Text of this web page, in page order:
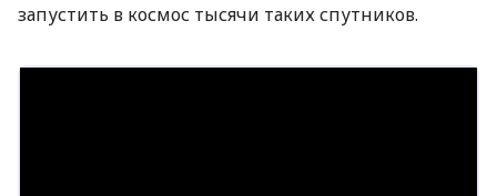
запустить в космос тысячи таких спутников.